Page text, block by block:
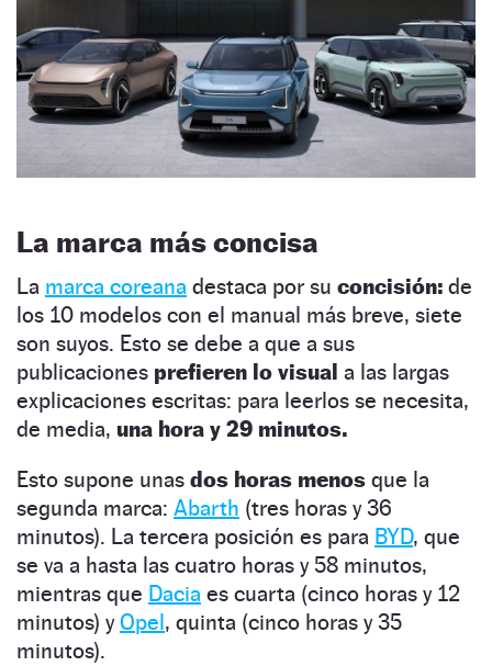
La marca más concisa
La marca coreana destaca por su concisión: de
los 10 modelos con el manual más breve, siete
son suyos. Esto se debe a que a sus
publicaciones prefieren lo visual a las largas
explicaciones escritas: para leerlos se necesita,
de media, una hora y 29 minutos.
Esto supone unas dos horas menos que la
segunda marca: Abarth (tres horas y 36
minutos). La tercera posición es para BYD, que
se va a hasta las cuatro horas y 58 minutos,
mientras que Dacia es cuarta (cinco horas y 12
minutos) yOpel, quinta (cinco horas y 35
minutos).